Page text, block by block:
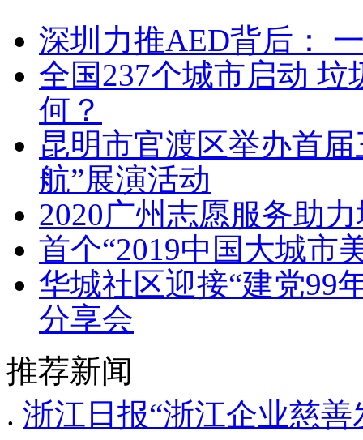
深圳力推AED背后：
全国237个城市启动
何？
昆明市官渡区举办首
航”展演活动
2020广州志愿服务助
首个“2019中国大城市
华城社区迎接“建党99
分享会
推荐新闻
. 浙江日报“浙江企业慈